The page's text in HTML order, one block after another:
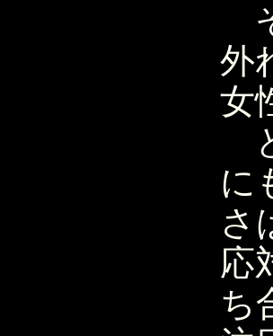
外
女
に
さ
応
ち